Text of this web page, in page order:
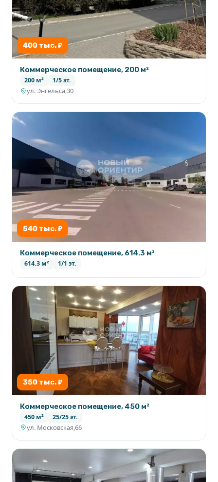
400 тыс. ₽
Коммерческое помещение, 200 м²
200 м² 1/5 эт.
ул. Энгельса,30
540 тыс. ₽
Коммерческое помещение, 614.3 м²
614.3 м² 1/1 эт.
350 тыс. ₽
Коммерческое помещение, 450 м²
450 м² 25/25 эт.
ул. Московская,66